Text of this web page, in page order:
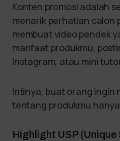
Konten promosi adalah
menarik perhatian calon
membuat video pendek
manfaat produkmu,
Instagram, atau mini
Intinya, buat orang ingin
tentang produkmu
Highlight USP